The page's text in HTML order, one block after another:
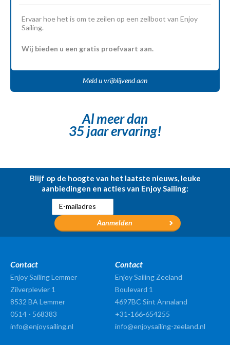
Ervaar hoe het is om te zeilen op een zeilboot van Enjoy
Sailing.
Wij bieden u een gratis proefvaart aan.
Meld u vrijblijvend aan
Al meer dan
35 jaar ervaring!
Blijf op de hoogte van het laatste nieuws, leuke
aanbiedingen en acties van Enjoy Sailing:
Contact
Enjoy Sailing Lemmer
Zilverplevier 1
8532 BA Lemmer
0514 - 568383
info@enjoysailing.nl
Contact
Enjoy Sailing Zeeland
Boulevard 1
4697BC Sint Annaland
+31-166-654255
info@enjoysailing-zeeland.nl